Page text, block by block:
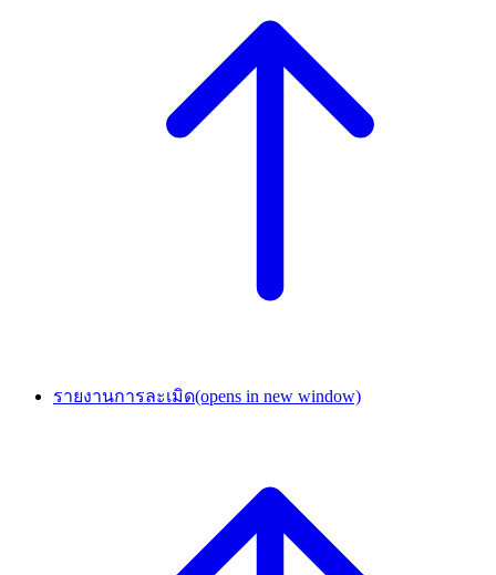
รายงานการละเมิด(opens in new window)